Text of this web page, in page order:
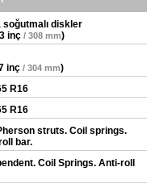
soğutmalı diskler
inç / 308 mm)
inç / 304 mm)
R16
R16
struts. Coil springs.
bar.
Coil Springs. Anti-roll